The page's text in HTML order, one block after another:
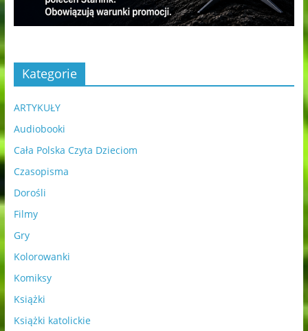
Kategorie
ARTYKUŁY
Audiobooki
Cała Polska Czyta Dzieciom
Czasopisma
Dorośli
Filmy
Gry
Kolorowanki
Komiksy
Książki
Książki katolickie